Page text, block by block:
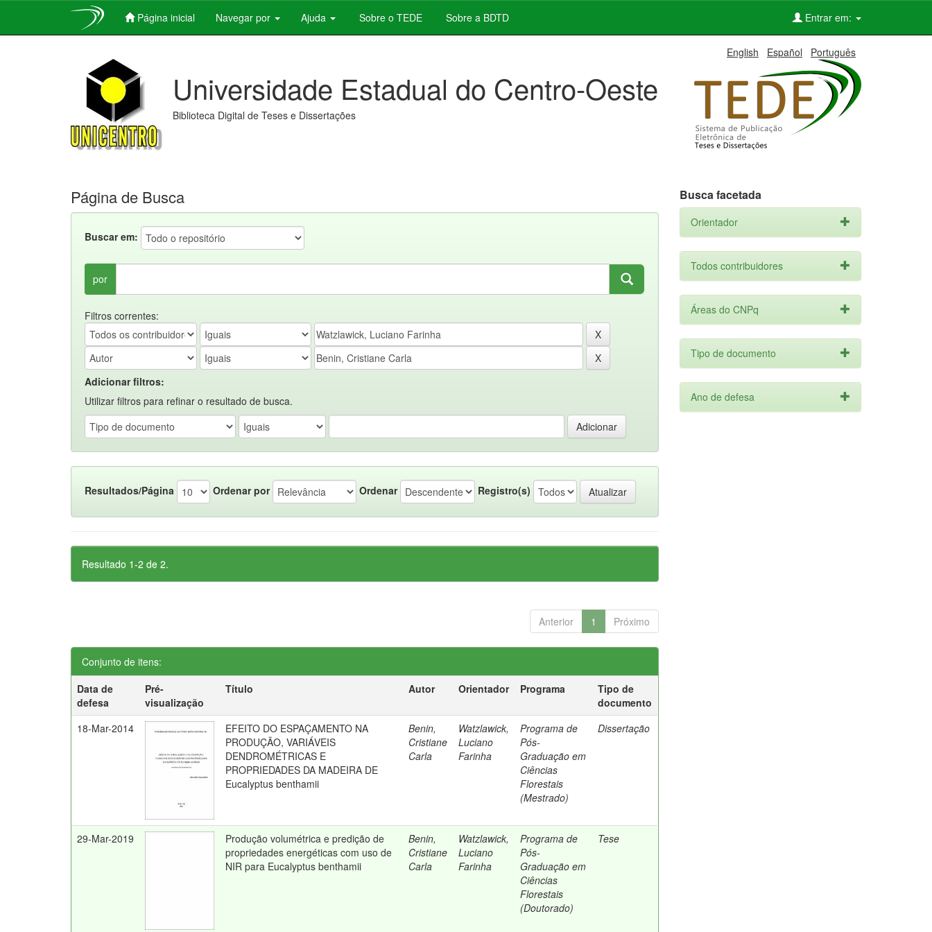
Página inicial Navegar por Ajuda Sobre o TEDE Sobre a BDTD Entrar em:
English Español Português
Universidade Estadual do Centro-Oeste
Biblioteca Digital de Teses e Dissertações
Página de Busca
Buscar em:
por
Filtros correntes:
Adicionar filtros:
Utilizar filtros para refinar o resultado de busca.
Resultados/Página Ordenar por Ordenar Registro(s)
Resultado 1-2 de 2.
Anterior 1 Próximo
Conjunto de itens:
Data de
defesa
Pré-
visualização
Título Autor Orientador Programa
Tipo de
documento
18-Mar-2014
EFEITO DO ESPAÇAMENTO NA
PRODUÇÃO, VARIÁVEIS
DENDROMÉTRICAS E
PROPRIEDADES DA MADEIRA DE
Eucalyptus benthamii
Benin,
Cristiane
Carla
Watzlawick,
Luciano
Farinha
Programa de
Pós-
Graduação em
Ciências
Florestais
(Mestrado)
Dissertação
29-Mar-2019
Produção volumétrica e predição de
propriedades energéticas com uso de
NIR para Eucalyptus benthamii
Benin,
Cristiane
Carla
Watzlawick,
Luciano
Farinha
Programa de
Pós-
Graduação em
Ciências
Florestais
(Doutorado)
Tese
Busca facetada
Orientador
Todos contribuidores
Áreas do CNPq
Tipo de documento
Ano de defesa